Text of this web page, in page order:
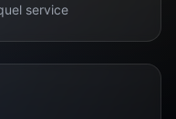
service